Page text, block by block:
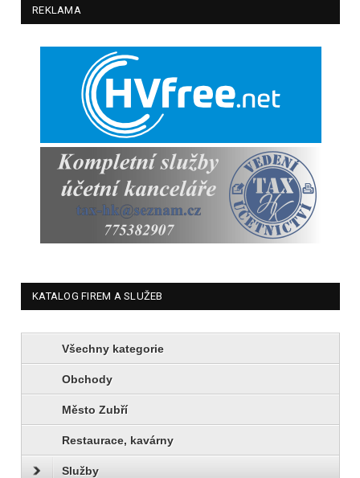
REKLAMA
KATALOG FIREM A SLUŽEB
Všechny kategorie
Obchody
Město Zubří
Restaurace, kavárny
Služby